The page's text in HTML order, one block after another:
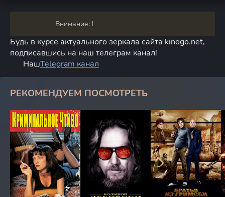
Внимание: !
Будь в курсе актуального зеркала сайта kinogo.net,
подписавшись на наш телеграм канал!
НашTelegram канал
РЕКОМЕНДУЕМ ПОСМОТРЕТЬ